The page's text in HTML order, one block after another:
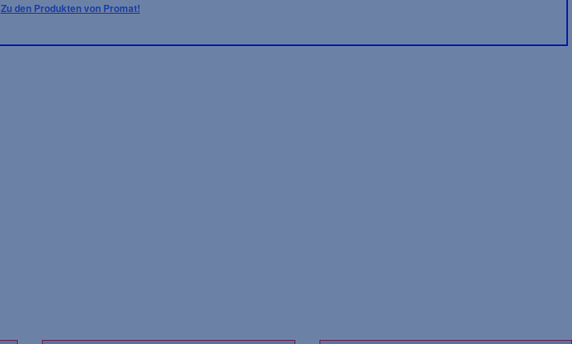
Zu den Produkten von Promat!